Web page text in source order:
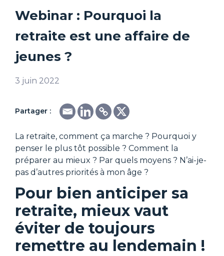
Webinar : Pourquoi la
retraite est une affaire de
jeunes ?
3 juin 2022
Partager :
La retraite, comment ça marche ? Pourquoi y
penser le plus tôt possible ? Comment la
préparer au mieux ? Par quels moyens ? N’ai-je-
pas d’autres priorités à mon âge ?
Pour bien anticiper sa
retraite, mieux vaut
éviter de toujours
remettre au lendemain !